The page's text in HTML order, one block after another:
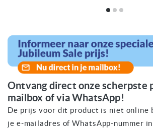
het
begin
afbeeldingen-
gallerij
Ontvang direct onze scherpste
mailbox of via WhatsApp!
De prijs voor dit product is niet online
je e-mailadres of WhatsApp-nummer